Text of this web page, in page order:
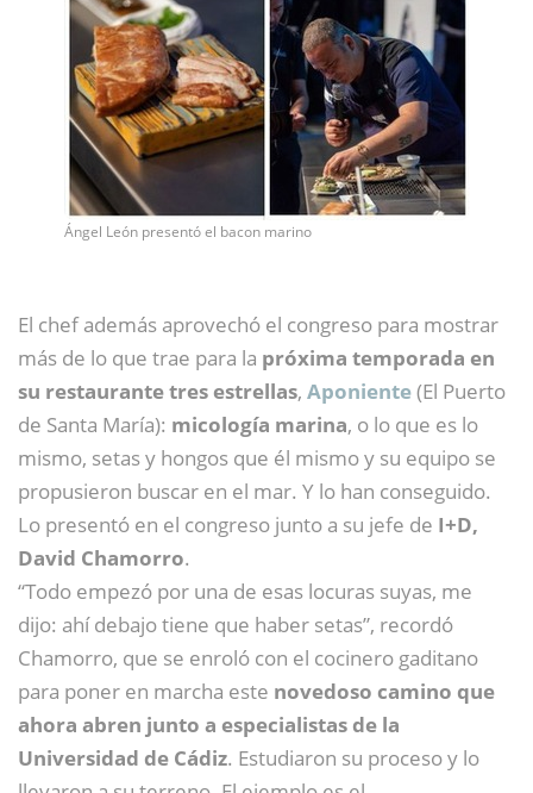
Ángel León presentó el bacon marino
El chef además aprovechó el congreso para mostrar
más de lo que trae para la próxima temporada en
su restaurante tres estrellas, Aponiente(El Puerto
de Santa María): micología marina, o lo que es lo
mismo, setas y hongos que él mismo y su equipo se
propusieron buscar en el mar. Y lo han conseguido.
Lo presentó en el congreso junto a su jefe de I+D,
David Chamorro.
“Todo empezó por una de esas locuras suyas, me
dijo: ahí debajo tiene que haber setas”, recordó
Chamorro, que se enroló con el cocinero gaditano
para poner en marcha este novedoso camino que
ahora abren junto a especialistas de la
Universidad de Cádiz. Estudiaron su proceso y lo